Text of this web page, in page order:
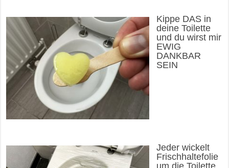
Kippe DAS in
deine Toilette
und du wirst mir
EWIG
DANKBAR
SEIN
Jeder wickelt
Frischhaltefolie
um die Toilette